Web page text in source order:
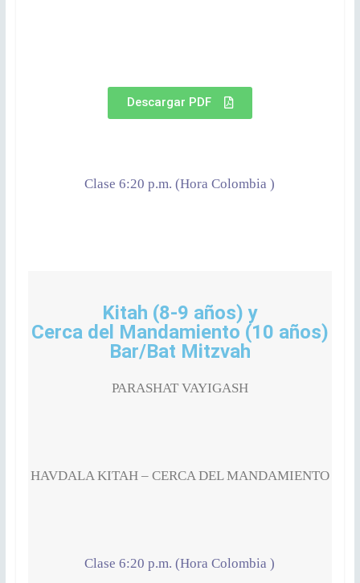
Descargar PDF
Clase 6:20 p.m. (Hora Colombia )
Kitah (8-9 años) y
Cerca del Mandamiento (10 años)
Bar/Bat Mitzvah
PARASHAT VAYIGASH
HAVDALA KITAH – CERCA DEL MANDAMIENTO
Clase 6:20 p.m. (Hora Colombia )